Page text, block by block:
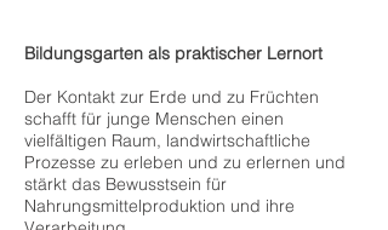
Bildungsgarten als praktischer Lernort
Der Kontakt zur Erde und zu Früchten
schafft für junge Menschen einen
vielfältigen Raum, landwirtschaftliche
Prozesse zu erleben und zu erlernen und
stärkt das Bewusstsein für
Nahrungsmittelproduktion und ihre